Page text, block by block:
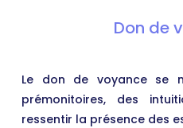
Don de
Le don de voyance se
prémonitoires, des
ressentir la présence des